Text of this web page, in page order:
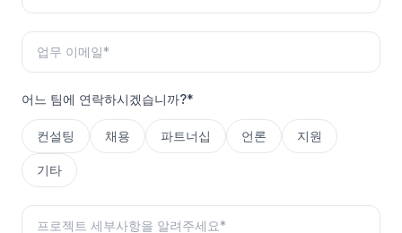
어느 팀에 연락하시겠습니까?*
컨설팅 채용 파트너십 언론 지원
기타